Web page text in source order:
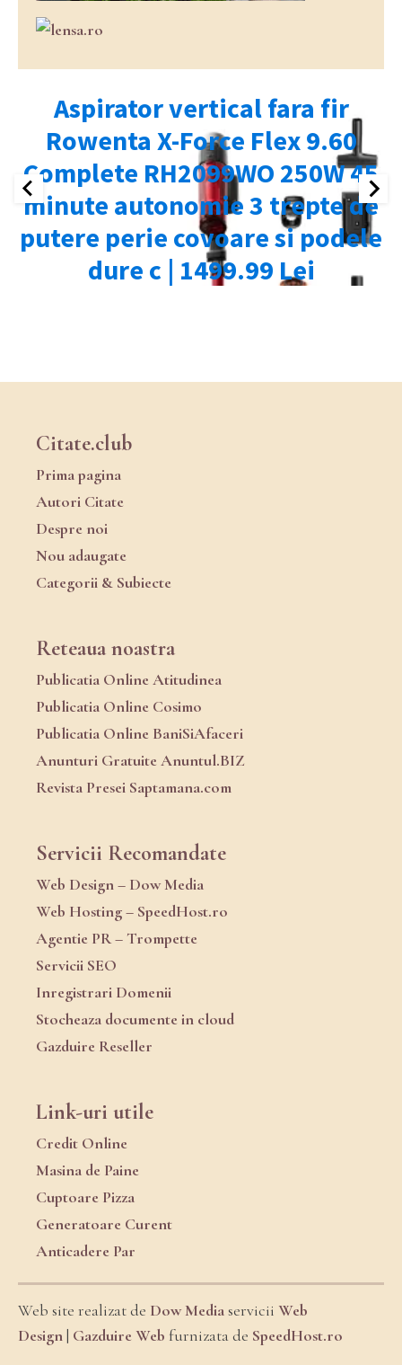
Citate.club
Prima pagina
Autori Citate
Despre noi
Nou adaugate
Categorii & Subiecte
Reteaua noastra
Publicatia Online Atitudinea
Publicatia Online Cosimo
Publicatia Online BaniSiAfaceri
Anunturi Gratuite Anuntul.BIZ
Revista Presei Saptamana.com
Servicii Recomandate
Web Design – Dow Media
Web Hosting – SpeedHost.ro
Agentie PR – Trompette
Servicii SEO
Inregistrari Domenii
Stocheaza documente in cloud
Gazduire Reseller
Link-uri utile
Credit Online
Masina de Paine
Cuptoare Pizza
Generatoare Curent
Anticadere Par
Web site realizat de Dow Mediaservicii Web
Design| Gazduire Web furnizata de SpeedHost.ro